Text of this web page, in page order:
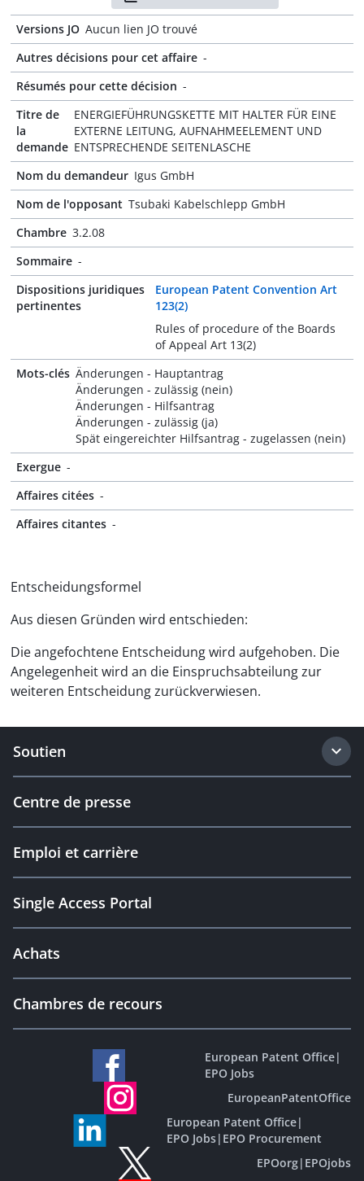
Versions JO Aucun lien JO trouvé
Autres décisions pour cet affaire -
Résumés pour cette décision -
Titre de
la
demande
ENERGIEFÜHRUNGSKETTE MIT HALTER FÜR EINE
EXTERNE LEITUNG, AUFNAHMEELEMENT UND
ENTSPRECHENDE SEITENLASCHE
Nom du demandeur Igus GmbH
Nom de l'opposant Tsubaki Kabelschlepp GmbH
Chambre 3.2.08
Sommaire -
Dispositions juridiques
pertinentes
European Patent Convention Art
123(2)
Rules of procedure of the Boards
of Appeal Art 13(2)
Mots-clés Änderungen - Hauptantrag
Änderungen - zulässig (nein)
Änderungen - Hilfsantrag
Änderungen - zulässig (ja)
Spät eingereichter Hilfsantrag - zugelassen (nein)
Exergue -
Affaires citées -
Affaires citantes -
Entscheidungsformel
Aus diesen Gründen wird entschieden:
Die angefochtene Entscheidung wird aufgehoben. Die
Angelegenheit wird an die Einspruchsabteilung zur
weiteren Entscheidung zurückverwiesen.
Soutien
Centre de presse
Emploi et carrière
Single Access Portal
Achats
Chambres de recours
European Patent Office|
EPO Jobs
EuropeanPatentOffice
European Patent Office|
EPO Jobs| EPO Procurement
EPOorg| EPOjobs